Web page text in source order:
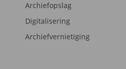
Archiefopslag
Digitalisering
Archiefvernietiging